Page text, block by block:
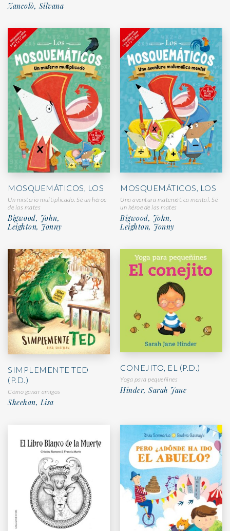
Zancolò, Silvana
MOSQUEMÁTICOS, LOS
Un misterio multiplicado. Sé un héroe
de las mates
Bigwood, John,
Leighton, Jonny
MOSQUEMÁTICOS, LOS
Una aventura matemática mental. Sé
un héroe de las mates
Bigwood, John,
Leighton, Jonny
SIMPLEMENTE TED
(P.D.)
Cómo ganar amigos
Sheehan, Lisa
CONEJITO, EL (P.D.)
Yoga para pequeñines
Hinder, Sarah Jane